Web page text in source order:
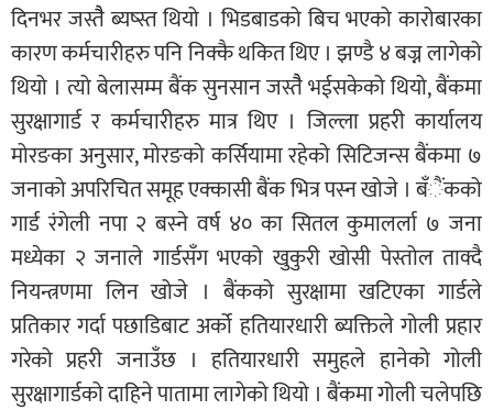
दिनभर जस्तैै ब्यष्स्त थियो । भिडबाडको बिच भएको कारोबारका
कारण कर्मचारीहरु पनि निक्कै थकित थिए । झण्डै ४ बज्न लागेको
थियो । त्यो बेलासम्म बैंक सुनसान जस्तैै भईसकेको थियो, बैंकमा
सुरक्षागार्ड र कर्मचारीहरु मात्र थिए । जिल्ला प्रहरी कार्यालय
मोरङका अनुसार, मोरङको कर्सियामा रहेको सिटिजन्स बैंकमा ७
जनाको अपरिचित समूह एक्कासी बैंक भित्र पस्न खोजे । बँैंकको
गार्ड रंगेली नपा २ बस्ने वर्ष ४० का सितल कुमालर्ला ७ जना
मध्येका २ जनाले गार्डसँग भएको खुकुरी खोसी पेस्तोल ताक्दै
नियन्त्रणमा लिन खोजे । बैंकको सुरक्षामा खटिएका गार्डले
प्रतिकार गर्दा पछाडिबाट अर्को हतियारधारी ब्यक्तिले गोली प्रहार
गरेको प्रहरी जनाउँछ । हतियारधारी समुहले हानेको गोली
सुरक्षागार्डको दाहिने पातामा लागेको थियो । बैंकमा गोली चलेपछि